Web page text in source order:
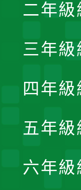
二年級
三年級
四年級
五年級
六年級